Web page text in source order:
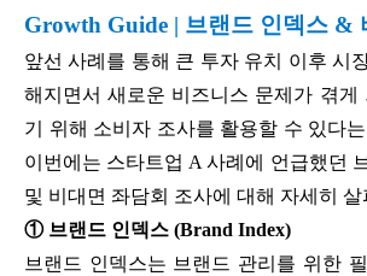
Growth Guide | 브랜드 인덱스 &
앞선 사례를 통해 큰 투자 유치 이후 시
해지면서 새로운 비즈니스 문제가 겪게
기 위해 소비자 조사를 활용할 수 있다
이번에는 스타트업 A 사례에 언급했던
및 비대면 좌담회 조사에 대해 자세히 살
① 브랜드 인덱스 (Brand Index)
브랜드 인덱스는 브랜드 관리를 위한